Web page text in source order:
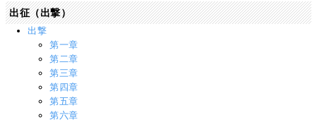
出征（出撃）
出撃
第一章
第二章
第三章
第四章
第五章
第六章